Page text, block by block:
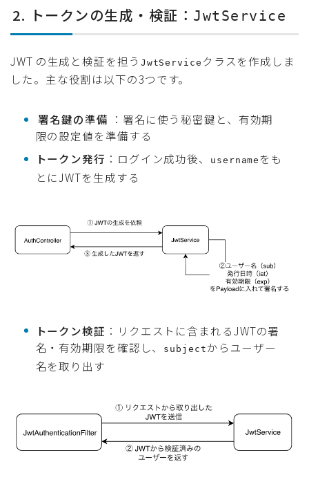
2. トークンの生成・検証： JwtService
JWT の生成と検証を担う JwtService クラスを作成しま
した。主な役割は以下の3つです。
署名鍵の準備 ：署名に使う秘密鍵と、有効期
限の設定値を準備する
トークン発行 ：ログイン成功後、 username をも
とにJWTを生成する
トークン検証 ：リクエストに含まれるJWTの署
名・有効期限を確認し、
subject からユーザー
名を取り出す